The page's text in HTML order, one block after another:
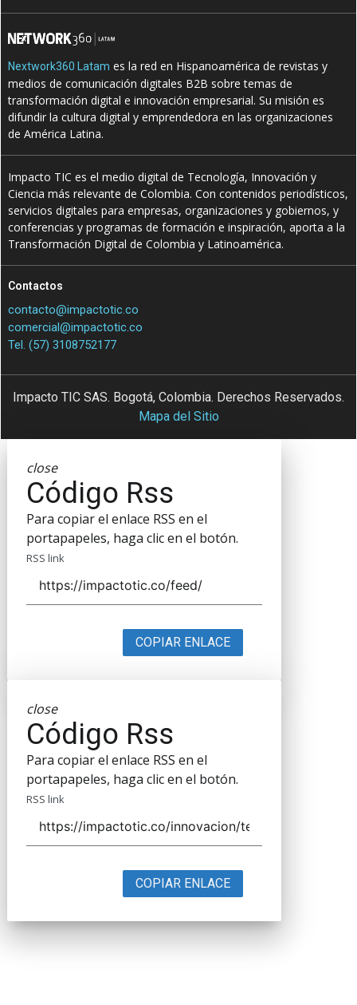
Nextwork360 Latam es la red en Hispanoamérica de revistas y
medios de comunicación digitales B2B sobre temas de
transformación digital e innovación empresarial. Su misión es
difundir la cultura digital y emprendedora en las organizaciones
de América Latina.
Impacto TIC es el medio digital de Tecnología, Innovación y
Ciencia más relevante de Colombia. Con contenidos periodísticos,
servicios digitales para empresas, organizaciones y gobiernos, y
conferencias y programas de formación e inspiración, aporta a la
Transformación Digital de Colombia y Latinoamérica.
Contactos
contacto@impactotic.co
comercial@impactotic.co
Tel. (57) 3108752177
Impacto TIC SAS. Bogotá, Colombia. Derechos Reservados.
Mapa del Sitio
close
Código Rss
Para copiar el enlace RSS en el
portapapeles, haga clic en el botón.
RSS link
COPIAR ENLACE
close
Código Rss
Para copiar el enlace RSS en el
portapapeles, haga clic en el botón.
RSS link
COPIAR ENLACE